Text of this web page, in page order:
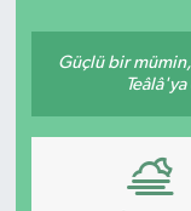
Güçlü bir mümin,